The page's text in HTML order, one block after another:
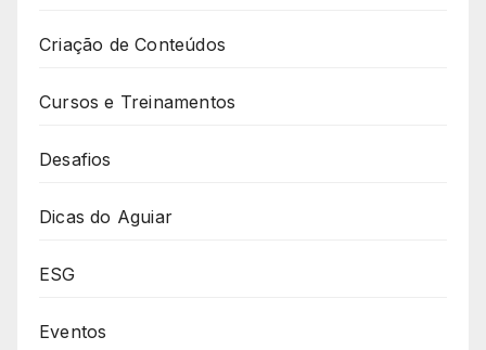
Criação de Conteúdos
Cursos e Treinamentos
Desafios
Dicas do Aguiar
ESG
Eventos